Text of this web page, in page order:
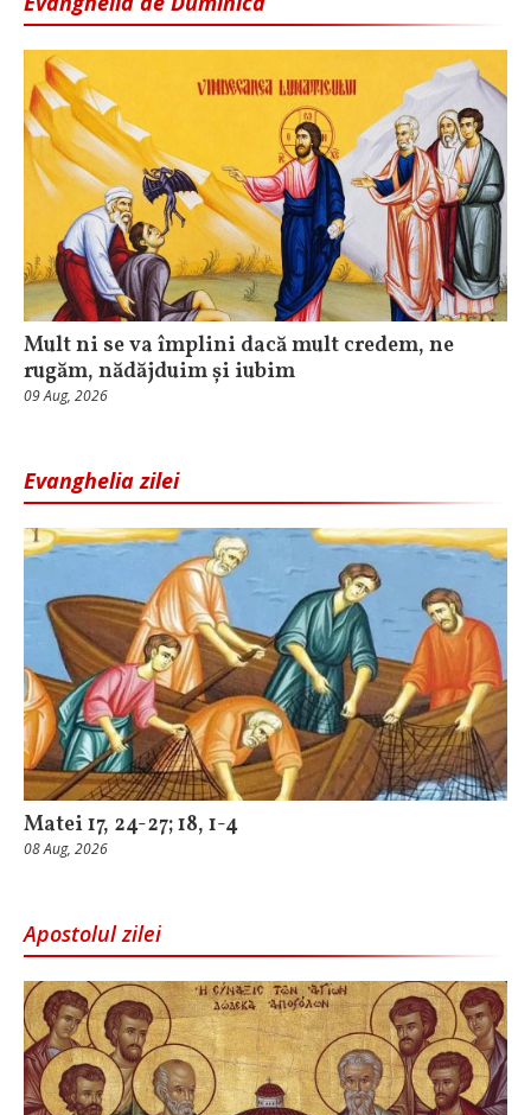
Mult ni se va împlini dacă mult credem, ne
rugăm, nădăjduim și iubim
09 Aug, 2026
Evanghelia zilei
Matei 17, 24-27; 18, 1-4
08 Aug, 2026
Apostolul zilei